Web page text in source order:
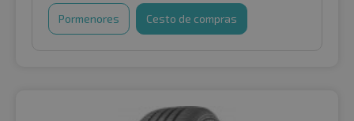
Pormenores Cesto de compras